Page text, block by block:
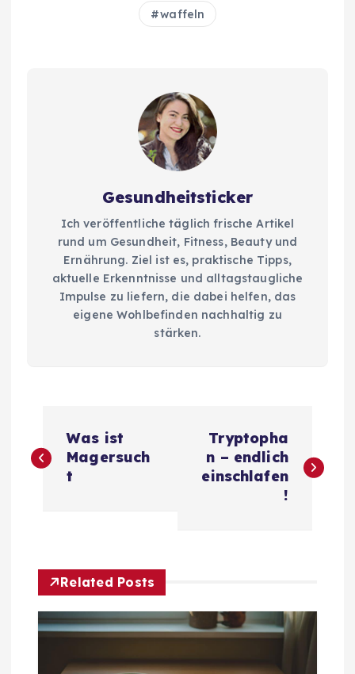
waffeln
Gesundheitsticker
Ich veröffentliche täglich frische Artikel
rund um Gesundheit, Fitness, Beauty und
Ernährung. Ziel ist es, praktische Tipps,
aktuelle Erkenntnisse und alltagstaugliche
Impulse zu liefern, die dabei helfen, das
eigene Wohlbefinden nachhaltig zu
stärken.
e
r
a
Was ist
Magersuch
t
Tryptopha
n – endlich
einschlafen
!
Related Posts